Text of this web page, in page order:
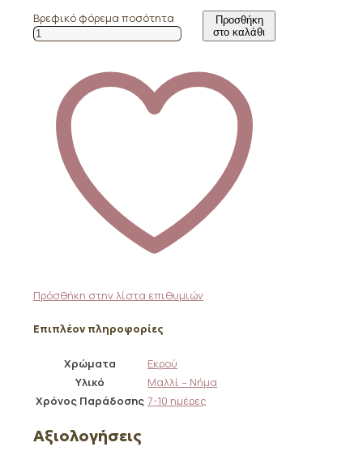
Βρεφικό φόρεμα ποσότητα
Προσθήκη
στο καλάθι
Πρόσθήκη στην λίστα επιθυμιών
Επιπλέον πληροφορίες
Χρώματα
Εκρού
Υλικό
Μαλλί – Νήμα
Χρόνος Παράδοσης 7-10 ημέρες
Αξιολογήσεις